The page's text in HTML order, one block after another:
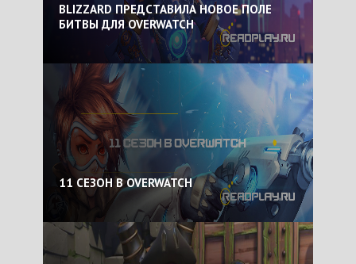
BLIZZARD ПРЕДСТАВИЛА НОВОЕ ПОЛЕ
БИТВЫ ДЛЯ OVERWATCH
11 СЕЗОН В OVERWATCH